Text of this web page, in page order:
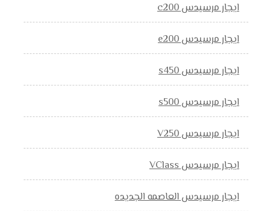
ايجار مرسيدس c200
ايجار مرسيدس e200
ايجار مرسيدس s450
ايجار مرسيدس s500
ايجار مرسيدس V250
ايجار مرسيدس VClass
ايجار مرسيدس العاصمه الجديده